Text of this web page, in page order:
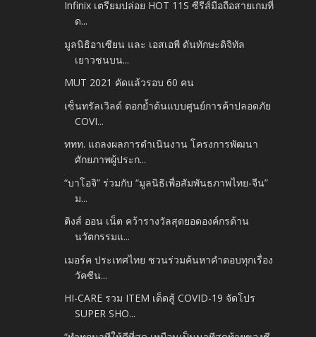
Infinix เตรียมปล่อย HOT 11S ซีรีส์มือถือสายเกมที่
ด...
มูลนิธิอาเซียน และ เอสเอพี ดันทักษะดิจิทัล
เยาวชนบน...
MUT 2021 คัดแล้วรอบ 60 คน
เซ็นทรัลเวิลด์ ตอกย้ำต้นแบบศูนย์การค้าปลอดภัย
COVI...
ททท. แถลงผลการดำเนินงาน โครงการพัฒนา
ศักยภาพผู้ประก...
“บาโอจิ” ร่วมกับ “มูลนิธิเพื่อสัมพันธภาพไทย-จีน”
ม...
ติงส์ ออน เน็ต คว้ารางวัลสุดยอดองค์กรด้าน
นวัตกรรมแ...
เมอร์ค ประเทศไทย ชวนร่วมค้นหาคำตอบทุกเรื่อง
วัคซีน...
HI-CARE รวม ITEM เด็ดสู้ COVID-19 จัดโปร
SUPER SHO...